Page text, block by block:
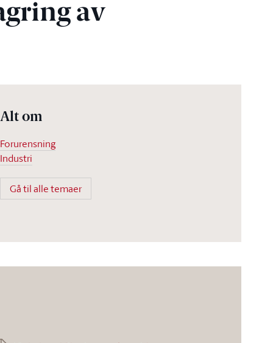
av
Alt om
Forurensning
Industri
Gå til alle temaer